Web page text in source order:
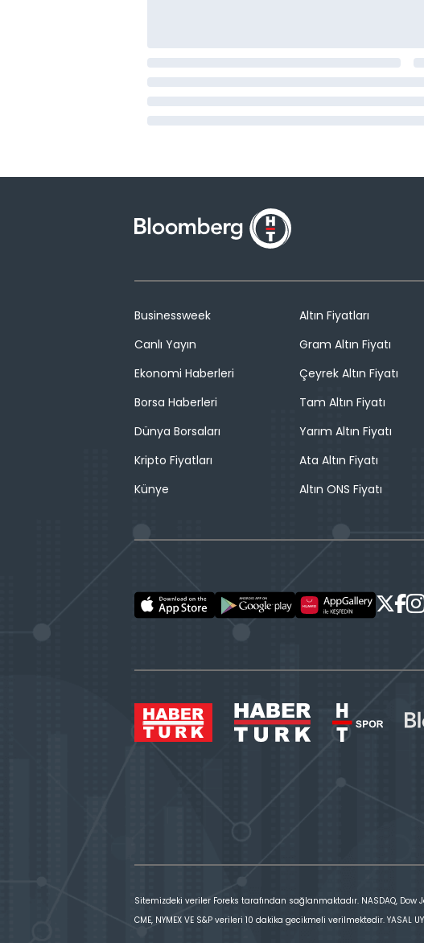
Businessweek
Canlı Yayın
Ekonomi Haberleri
Borsa Haberleri
Dünya Borsaları
Kripto Fiyatları
Künye
Altın Fiyatları
Gram Altın Fiyatı
Çeyrek Altın Fiyatı
Tam Altın Fiyatı
Yarım Altın Fiyatı
Ata Altın Fiyatı
Altın ONS Fiyatı
Sitemizdeki veriler Foreks tarafından sağlanmaktadır. NASDAQ, Dow
CME, NYMEX VE S&P verileri 10 dakika gecikmeli verilmektedir. YASAL